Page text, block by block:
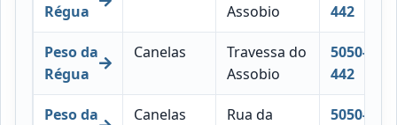
Régua
Assobio
442
Peso da
Régua
Canelas
Travessa do
Assobio
5050-
442
Peso da
Canelas
Rua da
5050-